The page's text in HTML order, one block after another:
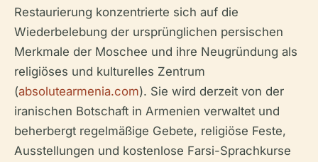
Restaurierung konzentrierte sich auf die
Wiederbelebung der ursprünglichen persischen
Merkmale der Moschee und ihre Neugründung als
religiöses und kulturelles Zentrum
(absolutearmenia.com). Sie wird derzeit von der
iranischen Botschaft in Armenien verwaltet und
beherbergt regelmäßige Gebete, religiöse Feste,
Ausstellungen und kostenlose Farsi-Sprachkurse